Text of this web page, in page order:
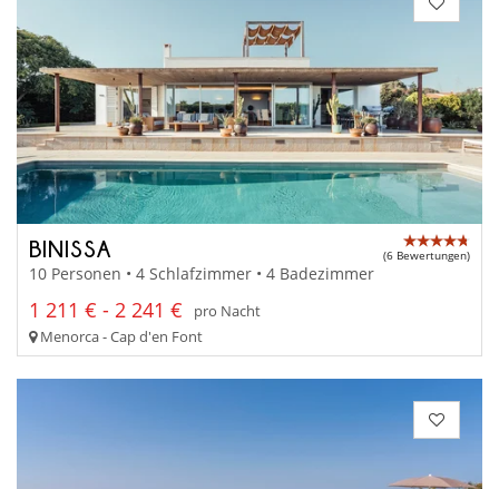
BINISSA (6 Bewertungen)
10 Personen • 4 Schlafzimmer • 4 Badezimmer
1 211 € - 2 241 €
pro Nacht
Menorca - Cap d'en Font